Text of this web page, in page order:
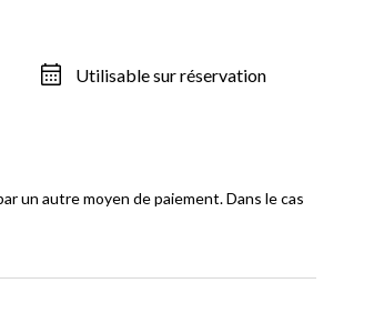
Utilisable sur réservation
un autre moyen de paiement. Dans le cas